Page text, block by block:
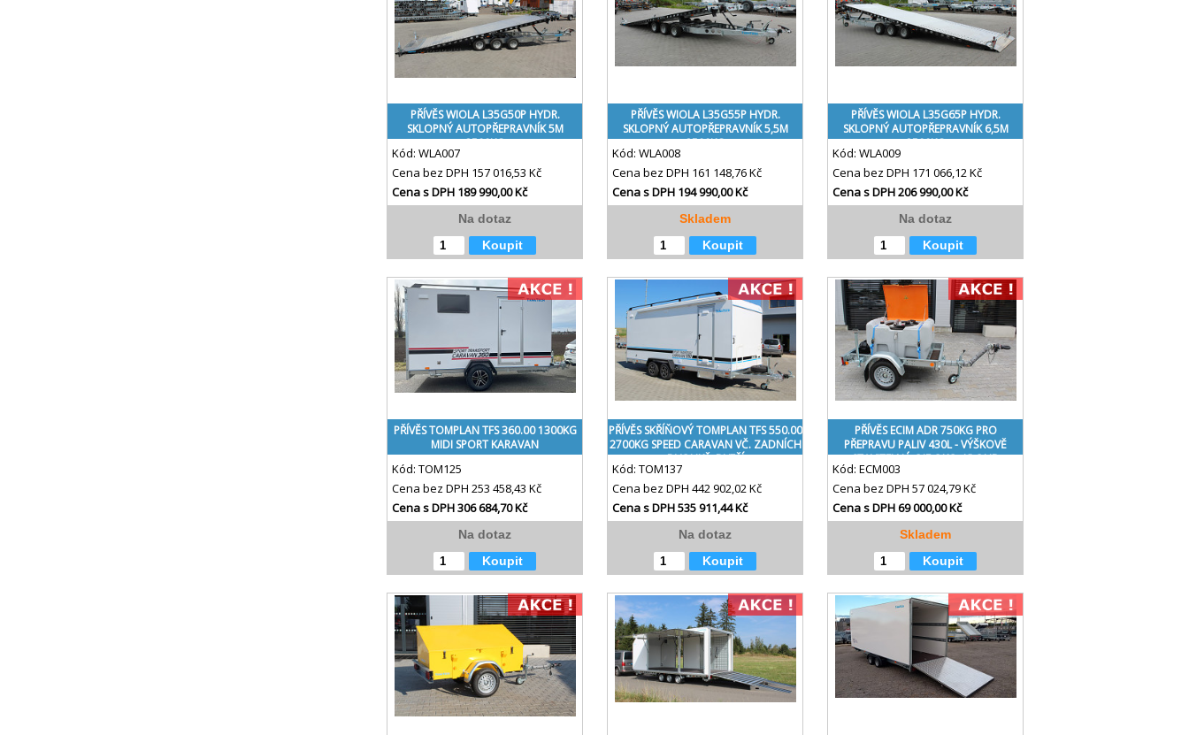
PŘÍVĚS WIOLA L35G50P HYDR.
SKLOPNÝ AUTOPŘEPRAVNÍK 5M
3500KG
Kód: WLA007
Cena bez DPH 157 016,53 Kč
Cena s DPH 189 990,00 Kč
Na dotaz
Koupit
PŘÍVĚS WIOLA L35G55P HYDR.
SKLOPNÝ AUTOPŘEPRAVNÍK 5,5M
3500KG
Kód: WLA008
Cena bez DPH 161 148,76 Kč
Cena s DPH 194 990,00 Kč
Skladem
Koupit
PŘÍVĚS WIOLA L35G65P HYDR.
SKLOPNÝ AUTOPŘEPRAVNÍK 6,5M
3500KG
Kód: WLA009
Cena bez DPH 171 066,12 Kč
Cena s DPH206 990,00 Kč
Na dotaz
Koupit
PŘÍVĚS TOMPLAN TFS 360.00 1300KG
MIDI SPORT KARAVAN
Kód: TOM125
Cena bez DPH 253 458,43 Kč
Cena s DPH306 684,70 Kč
Na dotaz
Koupit
PŘÍVĚS SKŘÍŇOVÝ TOMPLAN TFS 550.00
2700KG SPEED CARAVAN VČ. ZADNÍCH
DVOUKŘ. DVEŘÍ
Kód: TOM137
Cena bez DPH 442 902,02 Kč
Cena s DPH535 911,44 Kč
Na dotaz
Koupit
PŘÍVĚS ECIM ADR 750KG PRO
PŘEPRAVU PALIV 430L - VÝŠKOVĚ
STAVITELNÁ OJE OKO+KLOUB
Kód: ECM003
Cena bez DPH 57 024,79 Kč
Cena s DPH69 000,00 Kč
Skladem
Koupit